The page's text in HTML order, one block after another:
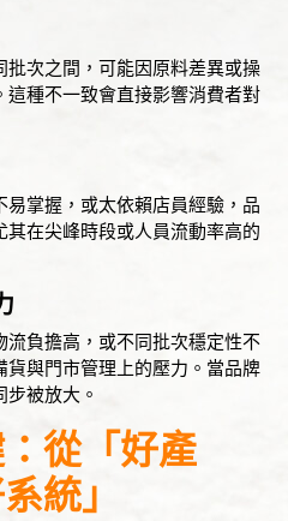
批次之間，可能因原料差異或操
種不一致會直接影響消費者對
掌握，或太依賴店員經驗，品
在尖峰時段或人員流動率高的
負擔高，或不同批次穩定性不
貨與門市管理上的壓力。當品牌
被放大。
從「好產
統」